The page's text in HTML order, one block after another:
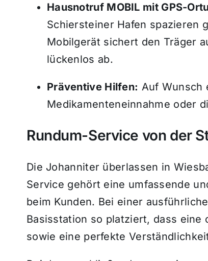
Hausnotruf MOBIL mit GPS-
Schiersteiner Hafen spazieren
Mobilgerät sichert den Träger
lückenlos ab.
Präventive Hilfen: Auf Wunsch
Medikamenteneinnahme oder
Rundum-Service von der
Die Johanniter überlassen in
Service gehört eine umfassende
beim Kunden. Bei einer
Basisstation so platziert, dass eine
sowie eine perfekte